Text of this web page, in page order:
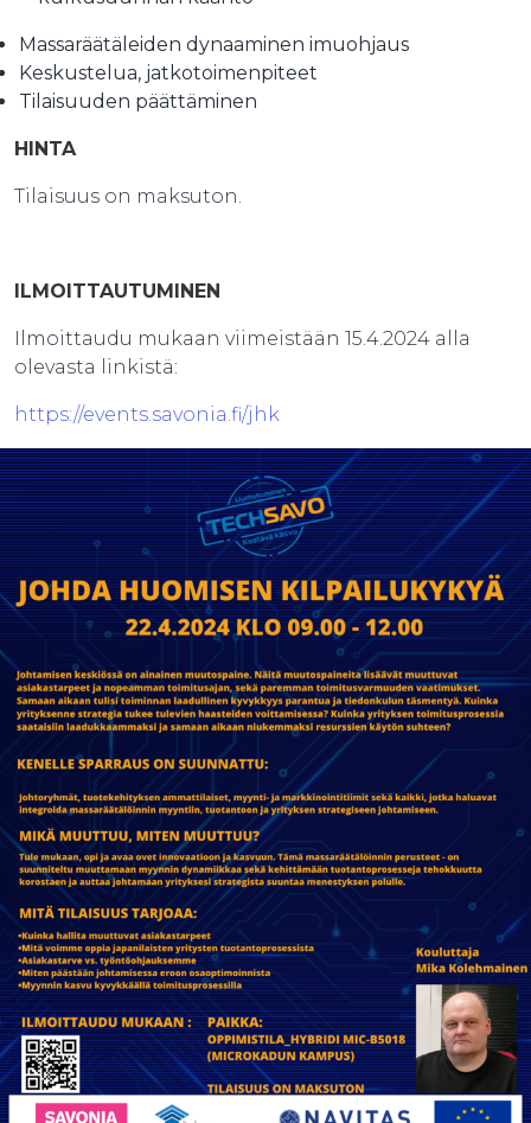
Massaräätäleiden dynaaminen imuohjaus
Keskustelua, jatkotoimenpiteet
Tilaisuuden päättäminen
HINTA​
Tilaisuus on maksuton.
ILMOITTAUTUMINEN​
Ilmoittaudu mukaan viimeistään 15.4.2024 alla
olevasta linkistä:
https://events.savonia.fi/jhk